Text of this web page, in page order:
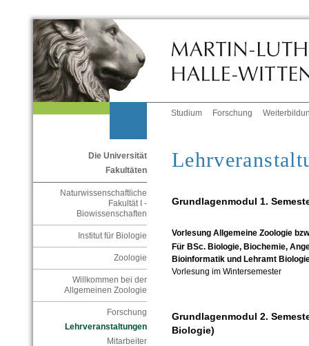
Studium Forschung
Die Universität
Fakultäten
Naturwissenschaftliche
Fakultät I -
Biowissenschaften
Institut für Biologie
Zoologie
Willkommen bei der
Allgemeinen Zoologie
Forschung
Lehrveranstaltungen
Mitarbeiter
Grundlagenmodul 1.
Vorlesung Allgemeine Zoologie
Für BSc. Biologie, Biochemie,
Bioinformatik und Lehramt
Vorlesung im Wintersemester
Grundlagenmodul 2.
Biologie)